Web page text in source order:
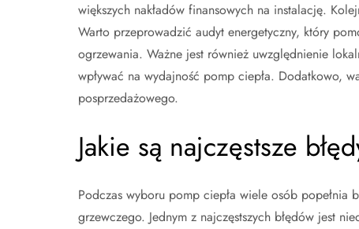
większych nakładów finansowych na instalację.
Warto przeprowadzić audyt energetyczny, który
ogrzewania. Ważne jest również uwzględnienie
wpływać na wydajność pomp ciepła. Dodatkowo,
posprzedażowego.
Jakie są najczęstsze
Podczas wyboru pomp ciepła wiele osób popełnia
grzewczego. Jednym z najczęstszych błędów jest